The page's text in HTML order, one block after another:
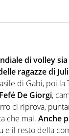
del calcio in
né gli
di volley
ragazze di
di Gabi, poi la
De Giorgi,
ci riprova,
che mai. Anche
e il resto della